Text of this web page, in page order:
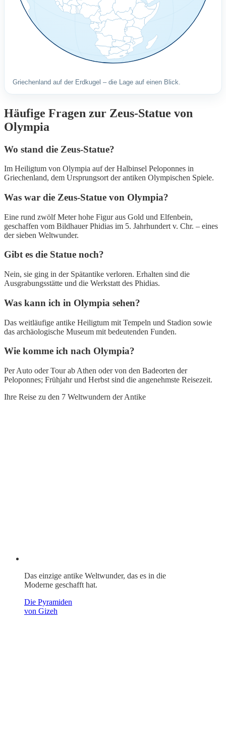
Griechenland auf der Erdkugel – die Lage auf einen Blick.
Häufige Fragen zur Zeus-Statue von
Olympia
Wo stand die Zeus-Statue?
Im Heiligtum von Olympia auf der Halbinsel Peloponnes in
Griechenland, dem Ursprungsort der antiken Olympischen Spiele.
Was war die Zeus-Statue von Olympia?
Eine rund zwölf Meter hohe Figur aus Gold und Elfenbein,
geschaffen vom Bildhauer Phidias im 5. Jahrhundert v. Chr. – eines
der sieben Weltwunder.
Gibt es die Statue noch?
Nein, sie ging in der Spätantike verloren. Erhalten sind die
Ausgrabungsstätte und die Werkstatt des Phidias.
Was kann ich in Olympia sehen?
Das weitläufige antike Heiligtum mit Tempeln und Stadion sowie
das archäologische Museum mit bedeutenden Funden.
Wie komme ich nach Olympia?
Per Auto oder Tour ab Athen oder von den Badeorten der
Peloponnes; Frühjahr und Herbst sind die angenehmste Reisezeit.
Ihre Reise zu den 7 Weltwundern der Antike
Das einzige antike Weltwunder, das es in die
Moderne geschafft hat.
Die Pyramiden
von Gizeh